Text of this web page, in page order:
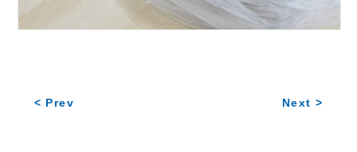
< Prev Next >